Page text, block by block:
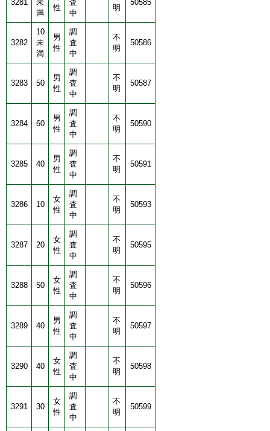
3281
未
満
性
査
中
明
50585
3282
10
未
満
男
性
調
査
中
不
明
50586
3283 50
男
性
調
査
中
不
明
50587
3284 60
男
性
調
査
中
不
明
50590
3285 40
男
性
調
査
中
不
明
50591
3286 10
女
性
調
査
中
不
明
50593
3287 20
女
性
調
査
中
不
明
50595
3288 50
女
性
調
査
中
不
明
50596
3289 40
男
性
調
査
中
不
明
50597
3290 40
女
性
調
査
中
不
明
50598
3291 30
女
性
調
査
中
不
明
50599